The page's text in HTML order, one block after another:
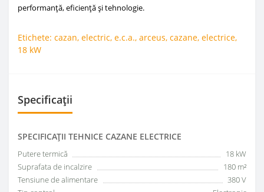
performanță, eficiență și tehnologie.
Etichete: cazan, electric, e.c.a., arceus, cazane, electrice,
18 kW
Specificații
SPECIFICAŢII TEHNICE CAZANE ELECTRICE
Putere termică
18 kW
Suprafata de incalzire
180 m²
Tensiune de alimentare
380 V